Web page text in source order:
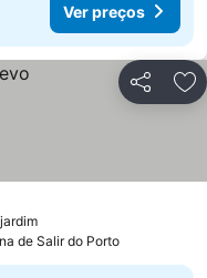
Ver preços
Partilhar
de Salir do Porto